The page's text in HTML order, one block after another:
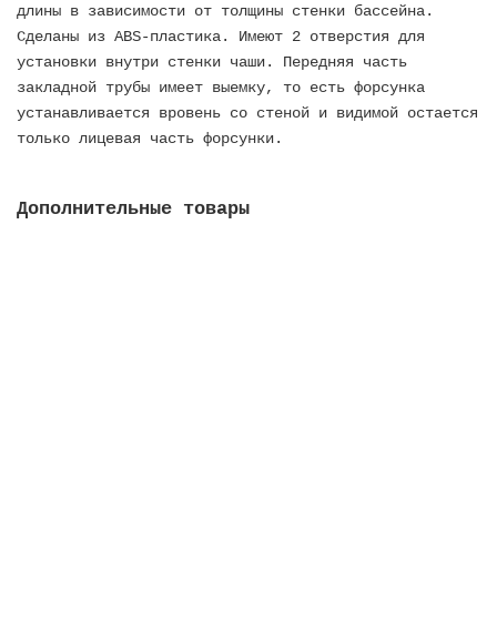
длины в зависимости от толщины стенки бассейна.
Сделаны из ABS-пластика. Имеют 2 отверстия для
установки внутри стенки чаши. Передняя часть
закладной трубы имеет выемку, то есть форсунка
устанавливается вровень со стеной и видимой остается
только лицевая часть форсунки.
Дополнительные товары